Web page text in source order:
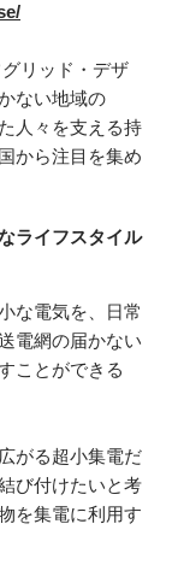
リッド・デザ
ない地域の
人々を支える持
から注目を集め
ライフスタイル
な電気を、日常
電網の届かない
ことができる
がる超小集電だ
び付けたいと考
を集電に利用す